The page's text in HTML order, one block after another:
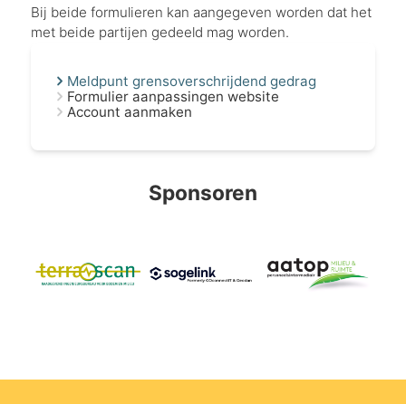
Bij beide formulieren kan aangegeven worden dat het
met beide partijen gedeeld mag worden.
Meldpunt grensoverschrijdend gedrag
Formulier aanpassingen website
Account aanmaken
Sponsoren